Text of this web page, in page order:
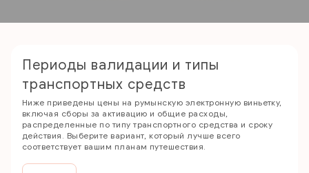
Периоды валидации и типы
транспортных средств
Ниже приведены цены на румынскую электронную виньетку,
включая сборы за активацию и общие расходы,
распределенные по типу транспортного средства и сроку
действия. Выберите вариант, который лучше всего
соответствует вашим планам путешествия.